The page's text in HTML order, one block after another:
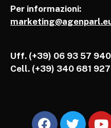
Per informazioni:
Uff. (+39) 06 93 57
Cell. (+39) 340 681